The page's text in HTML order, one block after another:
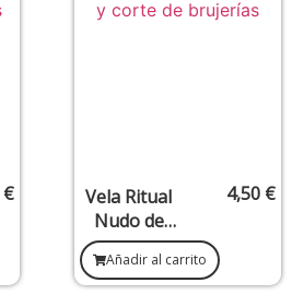
€
Vela Ritual
Nudo de
Bruja –
Protección
y Corte de
4,50 €
Añadir al carrito